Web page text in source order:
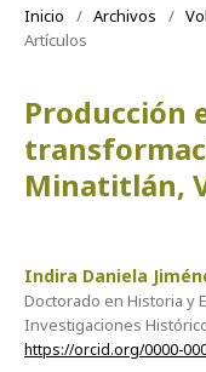
Inicio / Archivos /
Artículos
Producción
Minatitlán,
Indira Daniela
Doctorado en Historia y
Investigaciones
https://orcid.org/0000-